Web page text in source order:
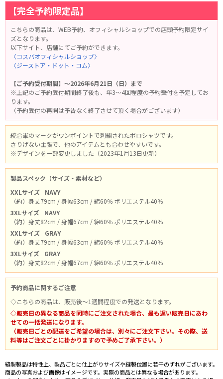
【完全予約限定品】
こちらの商品は、WEB予約、オフィシャルショップでの店頭予約限定サイ
ズとなります。
以下サイト、店舗にてご予約ができます。
〈コスパオフィシャルショップ〉
〈ジーストア・ドット・コム〉
【ご予約受付期間】～2026年6月21日（日）まで
※上記のご予約受付期間終了後も、年3～4回程度の予約受付を予定してお
ります。
（予約受付の再開は予告なく終了させて頂く場合がございます）
統合軍のマークがワンポイントで刺繍されたポロシャツです。
さりげない主張で、他のアイテムとも合わせやすいです。
※デザインを一部変更しました（2023年1月13日更新）
製品スペック（サイズ・素材など）
XXLサイズ
NAVY
（約）身丈79cm / 身幅63cm / 綿60％ ポリエステル40％
3XLサイズ
NAVY
（約）身丈82cm / 身幅67cm / 綿60％ ポリエステル40％
XXLサイズ
GRAY
（約）身丈79cm / 身幅63cm / 綿60％ ポリエステル40％
3XLサイズ
GRAY
（約）身丈82cm / 身幅67cm / 綿60％ ポリエステル40％
予約商品に関するご注意
◇こちらの商品は、販売後～1週間程度での発送となります。
◇販売日の異なる商品を同時にご注文された場合、最も遅い販売日にあわ
せての一括発送になります。
（販売日ごとの配送をご希望の場合は、別々にご注文下さい。その際、送
料等はご注文ごとに掛かりますので予めご了承下さい。）
縫製製品は特性上、製品ごとに仕上がりサイズや縫製位置に若干のずれがございます。
商品の写真および画像はイメージです。実際の商品とは異なる場合があります。